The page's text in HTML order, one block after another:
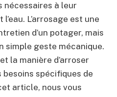
nécessaires à leur
L’arrosage est une
d’un potager, mais
simple geste mécanique.
la manière d’arroser
spécifiques de
article, nous vous